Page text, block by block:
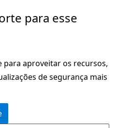
para esse
para aproveitar os recursos,
de segurança mais